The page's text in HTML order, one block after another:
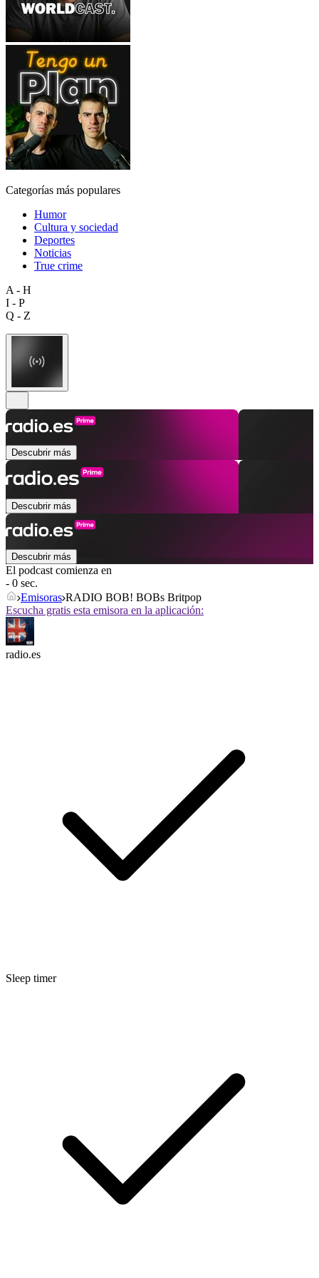
Categorías más populares
Humor
Cultura y sociedad
Deportes
Noticias
True crime
A - H
I - P
Q - Z
Descubrir más
Descubrir más
Descubrir más
El podcast comienza en
- 0 sec.
Emisoras RADIO BOB! BOBs Britpop
Escucha gratis esta emisora en la aplicación:
radio.es
Sleep timer